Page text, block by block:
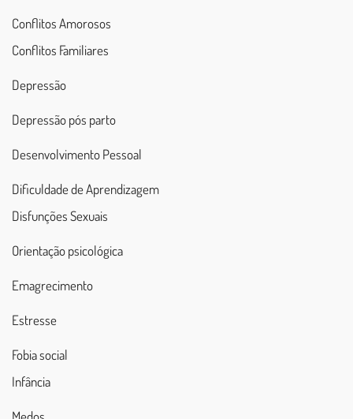
Conflitos Amorosos
Conflitos Familiares
Depressão
Depressão pós parto
Desenvolvimento Pessoal
Dificuldade de Aprendizagem
Disfunções Sexuais
Orientação psicológica
Emagrecimento
Estresse
Fobia social
Infância